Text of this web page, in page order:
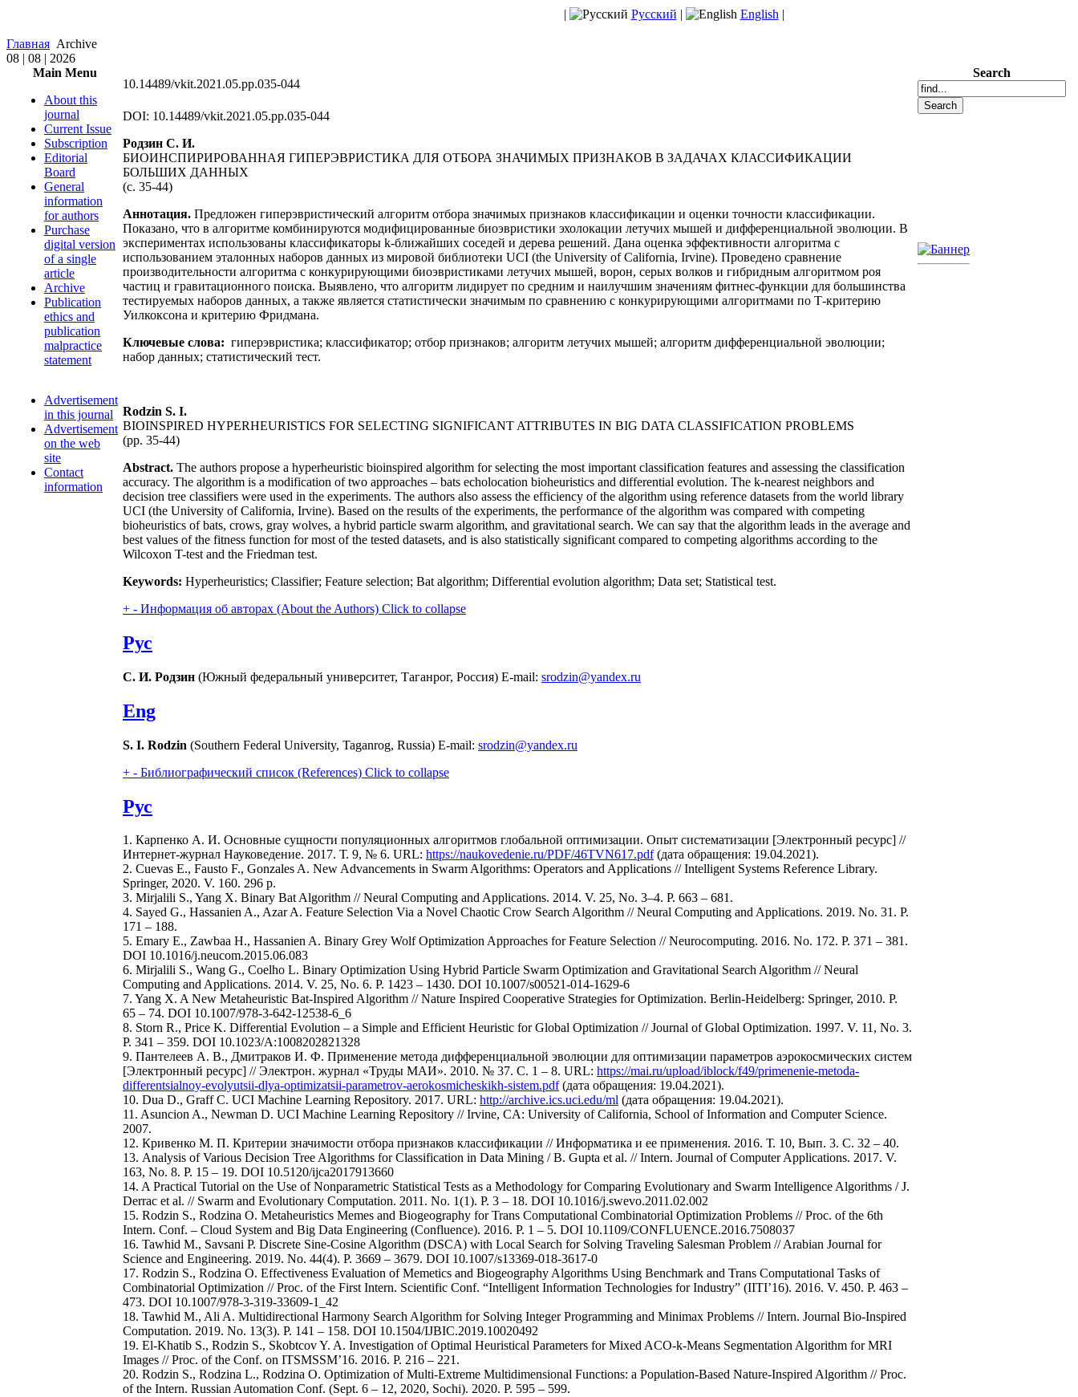
| Русский | English |
Главная Archive
08 | 08 | 2026
Main Menu
About this
journal
Current Issue
Subscription
Editorial
Board
General
information
for authors
Purchase
digital version
of a single
article
Archive
Publication
ethics and
publication
malpractice
statement
Advertisement
in this journal
Advertisement
on the web
site
Contact
information
10.14489/vkit.2021.05.pp.035-044
DOI: 10.14489/vkit.2021.05.pp.035-044
Родзин С. И.
БИОИНСПИРИРОВАННАЯ ГИПЕРЭВРИСТИКА ДЛЯ ОТБОРА ЗНАЧИМЫХ ПРИЗНАКОВ В ЗАДАЧАХ КЛАССИФИКАЦИИ
БОЛЬШИХ ДАННЫХ
(c. 35-44)
Аннотация. Предложен гиперэвристический алгоритм отбора значимых признаков классификации и оценки точности классификации.
Показано, что в алгоритме комбинируются модифицированные биоэвристики эхолокации летучих мышей и дифференциальной эволюции. В
экспериментах использованы классификаторы k-ближайших соседей и дерева решений. Дана оценка эффективности алгоритма с
использованием эталонных наборов данных из мировой библиотеки UCI (the University of California, Irvine). Проведено сравнение
производительности алгоритма с конкурирующими биоэвристиками летучих мышей, ворон, серых волков и гибридным алгоритмом роя
частиц и гравитационного поиска. Выявлено, что алгоритм лидирует по средним и наилучшим значениям фитнес-функции для большинства
тестируемых наборов данных, а также является статистически значимым по сравнению с конкурирующими алгоритмами по Т-критерию
Уилкоксона и критерию Фридмана.
Ключевые слова: гиперэвристика; классификатор; отбор признаков; алгоритм летучих мышей; алгоритм дифференциальной эволюции;
набор данных; статистический тест.
Rodzin S. I.
BIOINSPIRED HYPERHEURISTICS FOR SELECTING SIGNIFICANT ATTRIBUTES IN BIG DATA CLASSIFICATION PROBLEMS
(pp. 35-44)
Abstract. The authors propose a hyperheuristic bioinspired algorithm for selecting the most important classification features and assessing the classification
accuracy. The algorithm is a modification of two approaches – bats echolocation bioheuristics and differential evolution. The k-nearest neighbors and
decision tree classifiers were used in the experiments. The authors also assess the efficiency of the algorithm using reference datasets from the world library
UCI (the University of California, Irvine). Based on the results of the experiments, the performance of the algorithm was compared with competing
bioheuristics of bats, crows, gray wolves, a hybrid particle swarm algorithm, and gravitational search. We can say that the algorithm leads in the average and
best values of the fitness function for most of the tested datasets, and is also statistically significant compared to competing algorithms according to the
Wilcoxon T-test and the Friedman test.
Keywords: Hyperheuristics; Classifier; Feature selection; Bat algorithm; Differential evolution algorithm; Data set; Statistical test.
+ - Информация об авторах (About the Authors) Click to collapse
Рус
С. И. Родзин (Южный федеральный университет, Таганрог, Россия) E-mail: srodzin@yandex.ru
Eng
S. I. Rodzin (Southern Federal University, Taganrog, Russia) E-mail: srodzin@yandex.ru
+ - Библиографический список (References) Click to collapse
Рус
1. Карпенко А. И. Основные сущности популяционных алгоритмов глобальной оптимизации. Опыт систематизации [Электронный ресурс] //
Интернет-журнал Науковедение. 2017. Т. 9, № 6. URL: https://naukovedenie.ru/PDF/46TVN617.pdf(дата обращения: 19.04.2021).
2. Cuevas E., Fausto F., Gonzales A. New Advancements in Swarm Algorithms: Operators and Applications // Intelligent Systems Reference Library.
Springer, 2020. V. 160. 296 p.
3. Mirjalili S., Yang X. Binary Bat Algorithm // Neural Computing and Applications. 2014. V. 25, No. 3–4. P. 663 – 681.
4. Sayed G., Hassanien A., Azar A. Feature Selection Via a Novel Chaotic Crow Search Algorithm // Neural Computing and Applications. 2019. No. 31. Р.
171 – 188.
5. Emary E., Zawbaa H., Hassanien A. Binary Grey Wolf Optimization Approaches for Feature Selection // Neurocomputing. 2016. No. 172. Р. 371 – 381.
DOI 10.1016/j.neucom.2015.06.083
6. Mirjalili S., Wang G., Coelho L. Binary Optimization Using Hybrid Particle Swarm Optimization and Gravitational Search Algorithm // Neural
Computing and Applications. 2014. V. 25, No. 6. Р. 1423 – 1430. DOI 10.1007/s00521-014-1629-6
7. Yang X. A New Metaheuristic Bat-Inspired Algorithm // Nature Inspired Cooperative Strategies for Optimization. Berlin-Heidelberg: Springer, 2010. P.
65 – 74. DOI 10.1007/978-3-642-12538-6_6
8. Storn R., Price K. Differential Evolution – a Simple and Efficient Heuristic for Global Optimization // Journal of Global Optimization. 1997. V. 11, No. 3.
Р. 341 – 359. DOI 10.1023/A:1008202821328
9. Пантелеев А. В., Дмитраков И. Ф. Применение метода дифференциальной эволюции для оптимизации параметров аэрокосмических систем
[Электронный ресурс] // Электрон. журнал «Труды МАИ». 2010. № 37. С. 1 – 8. URL: https://mai.ru/upload/iblock/f49/primenenie-metoda-
differentsialnoy-evolyutsii-dlya-optimizatsii-parametrov-aerokosmicheskikh-sistem.pdf(дата обращения: 19.04.2021).
10. Dua D., Graff C. UCI Machine Learning Repository. 2017. URL: http://archive.ics.uci.edu/ml (дата обращения: 19.04.2021).
11. Asuncion A., Newman D. UCI Machine Learning Repository // Irvine, CA: University of California, School of Information and Computer Science.
2007.
12. Кривенко М. П. Критерии значимости отбора признаков классификации // Информатика и ее применения. 2016. Т. 10, Вып. 3. С. 32 – 40.
13. Analysis of Various Decision Tree Algorithms for Classification in Data Mining / B. Gupta et al. // Intern. Journal of Computer Applications. 2017. V.
163, No. 8. Р. 15 – 19. DOI 10.5120/ijca2017913660
14. A Practical Tutorial on the Use of Nonparametric Statistical Tests as a Methodology for Comparing Evolutionary and Swarm Intelligence Algorithms / J.
Derrac et al. // Swarm and Evolutionary Computation. 2011. No. 1(1). Р. 3 – 18. DOI 10.1016/j.swevo.2011.02.002
15. Rodzin S., Rodzina O. Metaheuristics Memes and Biogeography for Trans Computational Combinatorial Optimization Problems // Proc. of the 6th
Intern. Conf. – Cloud System and Big Data Engineering (Confluence). 2016. P. 1 – 5. DOI 10.1109/CONFLUENCE.2016.7508037
16. Tawhid M., Savsani P. Discrete Sine-Cosine Algorithm (DSCA) with Local Search for Solving Traveling Salesman Problem // Arabian Journal for
Science and Engineering. 2019. No. 44(4). Р. 3669 – 3679. DOI 10.1007/s13369-018-3617-0
17. Rodzin S., Rodzina O. Effectiveness Evaluation of Memetics and Biogeography Algorithms Using Benchmark and Trans Computational Tasks of
Combinatorial Optimization // Proc. of the First Intern. Scientific Conf. “Intelligent Information Technologies for Industry” (IITI’16). 2016. V. 450. P. 463 –
473. DOI 10.1007/978-3-319-33609-1_42
18. Tawhid M., Ali A. Multidirectional Harmony Search Algorithm for Solving Integer Programming and Minimax Problems // Intern. Journal Bio-Inspired
Computation. 2019. No. 13(3). Р. 141 – 158. DOI 10.1504/IJBIC.2019.10020492
19. El-Khatib S., Rodzin S., Skobtcov Y. A. Investigation of Optimal Heuristical Parameters for Mixed ACO-k-Means Segmentation Algorithm for MRI
Images // Proc. of the Conf. on ITSMSSM’16. 2016. P. 216 – 221.
20. Rodzin S., Rodzina L., Rodzina O. Optimization of Multi-Extreme Multidimensional Functions: a Population-Based Nature-Inspired Algorithm // Proc.
of the Intern. Russian Automation Conf. (Sept. 6 – 12, 2020, Sochi). 2020. P. 595 – 599.
Search